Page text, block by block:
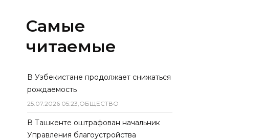
Самые
читаемые
В Узбекистане продолжает снижаться
рождаемость
25.07.2026 05:23,ОБЩЕСТВО
В Ташкенте оштрафован начальник
Управления благоустройства